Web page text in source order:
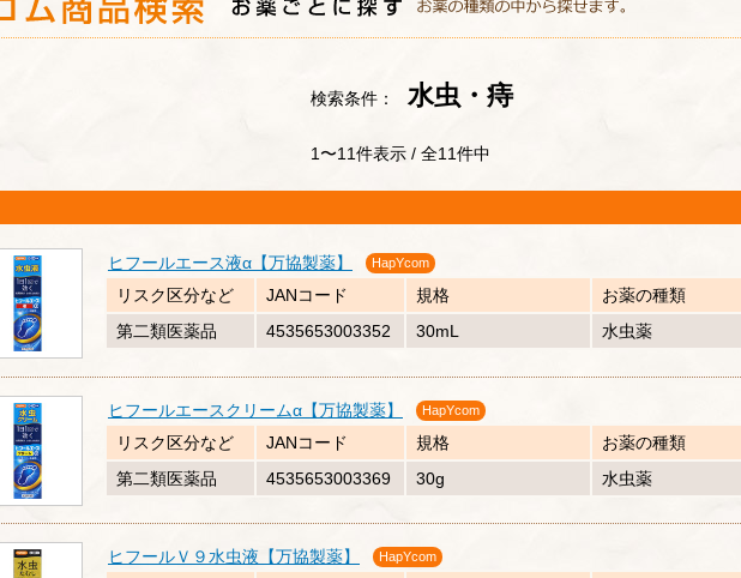
検索条件： 水虫・痔
1〜11件表示 / 全11件中
ヒフールエース液α【万協製薬】 HapYcom
リスク区分など JANコード 規格
お薬の種類
第二類医薬品
4535653003352 30mL 水虫薬
ヒフールエースクリームα【万協製薬】 HapYcom
リスク区分など JANコード 規格
お薬の種類
第二類医薬品
4535653003369 30g 水虫薬
ヒフールＶ９水虫液【万協製薬】 HapYcom